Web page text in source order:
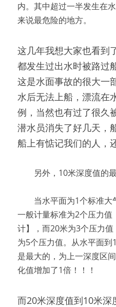
内。其中超过一半发生在
来说最危险的地方。
这几年我想大家也看到
都发生过出水时被路过
这是水面事故的很大一
水后无法上船，漂流在
例，当然也有过了很久
潜水员消失了好几天，
船上有惦记我们的人，
另外，10米深度值的最
当水平面为1个标准大
一般计量标准为2个压力
计】，而20米为3个压力
为5个压力值。从水平面
是最大的，为上一深度区
化值增加了1倍！！！
而20米深度值到10米深